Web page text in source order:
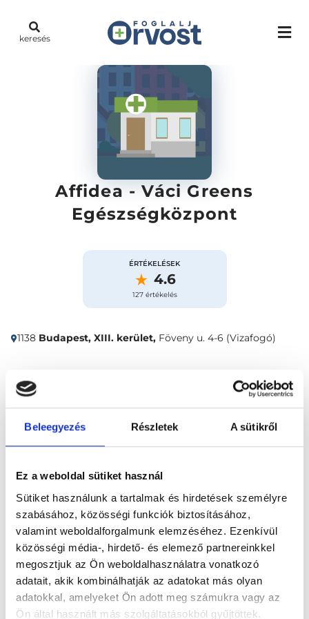
Beleegyezés Részletek A sütikről
Ez a weboldal sütiket használ
Sütiket használunk a tartalmak és hirdetések személyre
szabásához, közösségi funkciók biztosításához,
valamint weboldalforgalmunk elemzéséhez. Ezenkívül
közösségi média-, hirdető- és elemező partnereinkkel
megosztjuk az Ön weboldalhasználatra vonatkozó
adatait, akik kombinálhatják az adatokat más olyan
adatokkal, amelyeket Ön adott meg számukra vagy az
Ön által használt más szolgáltatásokból gyűjtöttek.
keresés
Affidea - Váci Greens
Egészségközpont
ÉRTÉKELÉSEK
4.6
127 értékelés
1138 Budapest, XIII. kerület, Föveny u. 4-6 (Vizafogó)
Időpontfoglalás Vélemények
Foglalj időpontot
Összes szakterület
Főoldal Klinikák
Angiológus, Budapest, XIII. kerület